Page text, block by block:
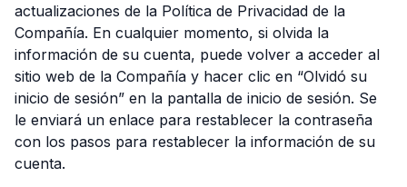
actualizaciones de la Política de Privacidad de la
Compañía. En cualquier momento, si olvida la
información de su cuenta, puede volver a acceder al
sitio web de la Compañía y hacer clic en “Olvidó su
inicio de sesión” en la pantalla de inicio de sesión. Se
le enviará un enlace para restablecer la contraseña
con los pasos para restablecer la información de su
cuenta.